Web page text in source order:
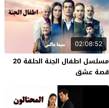
02:08:52
مسلسل اطفال الجنة الحلقة 20
قصة عشق